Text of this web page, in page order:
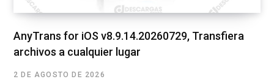
AnyTrans for iOS v8.9.14.20260729, Transfiera
archivos a cualquier lugar
2 DE AGOSTO DE 2026